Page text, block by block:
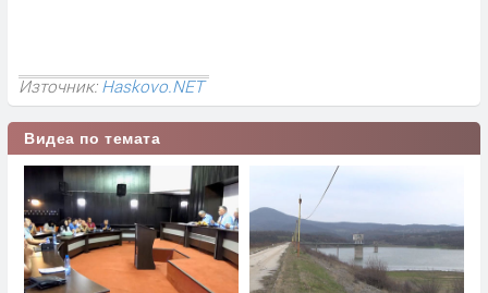
Източник:Haskovo.NET
Видеа по темата